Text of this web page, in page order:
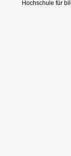
Hochschule für